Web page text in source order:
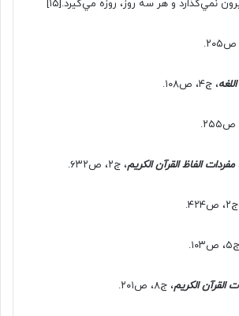
ﻧﻤﻲگذارد و هر سه روز، روزه ﻣﻲگیرد.[۱۵]
، ج۴، ص۱۰۸.
مفردات الفاظ القرآن الکریم، ج۲، ص۶۳۲.
القرآن الکریم، ج۸، ص۲۰۱.